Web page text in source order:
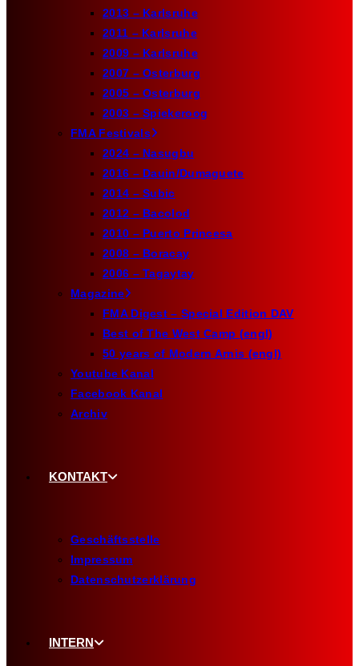
2013 – Karlsruhe
2011 – Karlsruhe
2009 – Karlsruhe
2007 – Osterburg
2005 – Osterburg
2003 – Spiekeroog
FMA Festivals
2024 – Nasugbu
2016 – Dauin/Dumaguete
2014 – Subic
2012 – Bacolod
2010 – Puerto Princesa
2008 – Boracay
2006 – Tagaytay
Magazine
FMA Digest – Special Edition DAV
Best of The West Camp (engl)
50 years of Modern Arnis (engl)
Youtube Kanal
Facebook Kanal
Archiv
KONTAKT
Geschäftsstelle
Impressum
Datenschutzerklärung
INTERN